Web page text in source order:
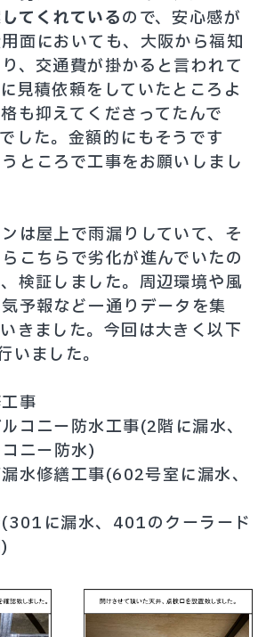
てくれているので、安心感が
面においても、大阪から福知
、交通費が掛かると言われて
見積依頼をしていたところよ
も抑えてくださってたんで
した。金額的にもそうです
ところで工事をお願いしまし
は屋上で雨漏りしていて、そ
こちらで劣化が進んでいたの
検証しました。周辺環境や風
予報など一通りデータを集
きました。今回は大きく以下
いました。
事
コニー防水工事(2階に漏水、
ニー防水)
水修繕工事(602号室に漏水、
に漏水、401のクーラード